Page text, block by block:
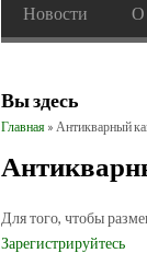
Новости О
Вы здесь
Главная » Антикварный
Для того, чтобы
Зарегистрируйтесь